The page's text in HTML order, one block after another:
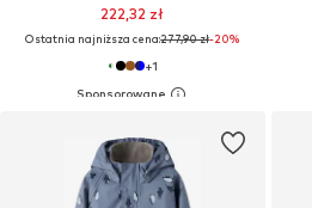
222,32 zł
Ostatnia najniższa cena:277,90 zł-20%
+1